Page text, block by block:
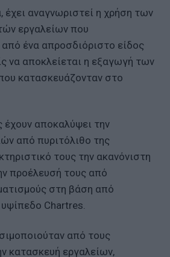
έχει αναγνωριστεί η χρήση των
εργαλείων που
ένα απροσδιόριστο είδος
να αποκλείεται η εξαγωγή των
κατασκευάζονταν στο
έχουν αποκαλύψει την
από πυριτόλιθο της
τους την ακανόνιστη
προέλευσή τους από
στη βάση από
Chartres.
από τους
κατασκευή εργαλείων,